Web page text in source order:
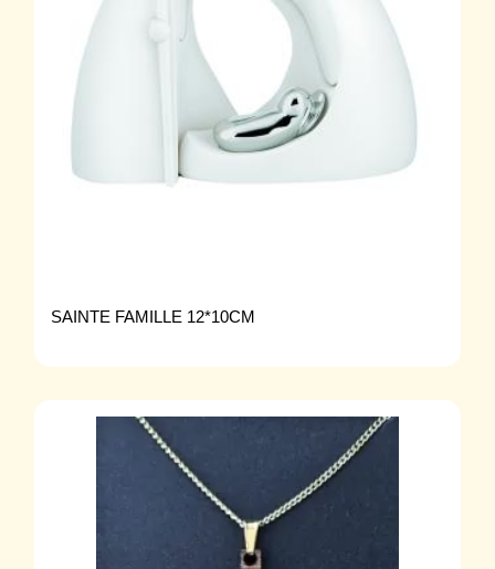
SAINTE FAMILLE 12*10CM